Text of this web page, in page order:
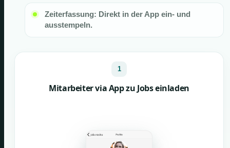
Zeiterfassung: Direkt in der App ein- und
ausstempeln.
1
Mitarbeiter via App zu Jobs einladen